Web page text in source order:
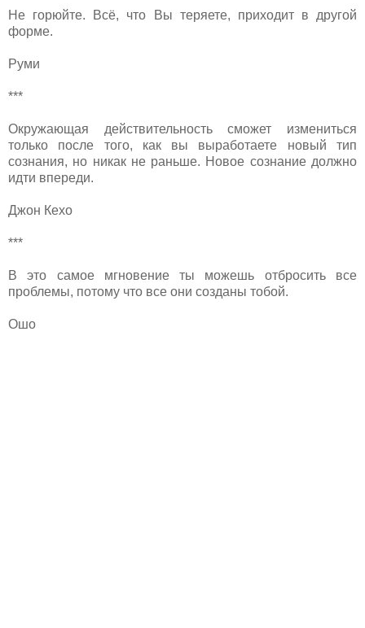
Не горюйте. Всё, что Вы теряете, приходит в другой
форме.
Руми
***
Окружающая действительность сможет измениться
только после того, как вы выработаете новый тип
сознания, но никак не раньше. Новое сознание должно
идти впереди.
Джон Кехо
***
В это самое мгновение ты можешь отбросить все
проблемы, потому что все они созданы тобой.
Ошо